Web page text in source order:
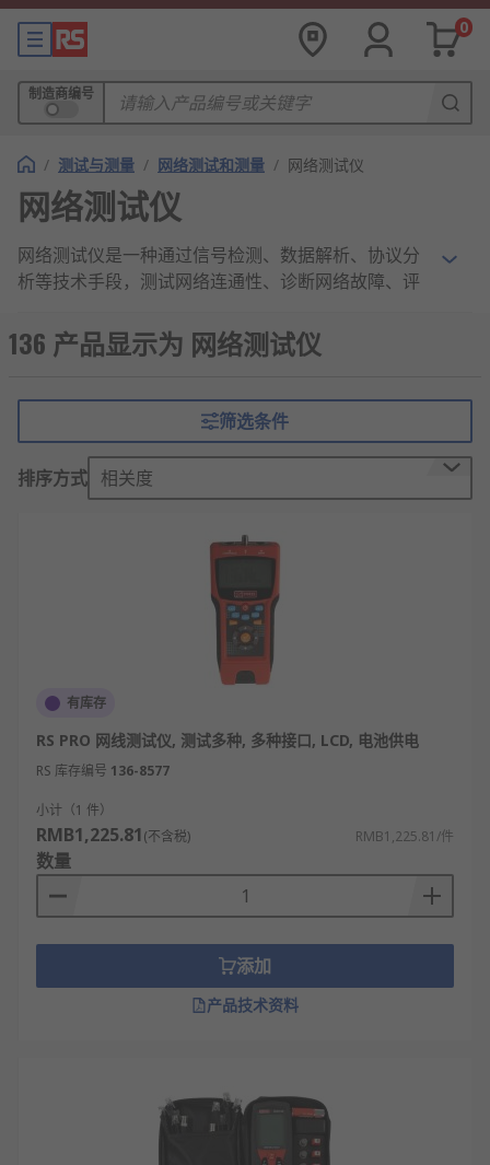
0
制造商编号
/ 测试与测量 / 网络测试和测量 / 网络测试仪
网络测试仪
网络测试仪是一种通过信号检测、数据解析、协议分
析等技术手段，测试网络连通性、诊断网络故障、评
类问题，为人们提供稳定、高效的网络使用环境。
检测网络连通性
针对网线通断、RJ45/RJ11端口状态、网络设备（交
Ping、Traceroute、链路扫描等方式快速验证网络链
测量网络带宽、吞吐量、时延、丢包率、抖动等关键
性能参数，评估局域网、广域网及无线网络的传输质
量，为网络优化提供数据支撑。
排查网络故障点
定位网线短路/断路位置、识别网络IP冲突、检测端口
速率不匹配、排查协议异常等问题，帮助运维人员快
速找到故障根源并解决。
分析网络协议数据
部分高端机型支持抓取网络数据包，解析TCP/IP、
HTTP、FTP等常见协议内容，排查协议层面的通信
异常，适用于复杂网络环境的深度诊断。
手持网线测试仪（基础型）：用于网线通断、
线序检测，适合现场基础布线排查。
136 产品显示为 网络测试仪
筛选条件
排序方式 相关度
有库存
RS PRO 网线测试仪, 测试多种, 多种接口, LCD, 电池供电
RS 库存编号 136-8577
小计（1 件）
RMB1,225.81(不含税) RMB1,225.81/件
数量
添加
产品技术资料